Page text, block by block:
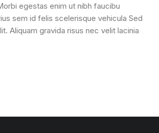
egestas enim ut nibh faucibu
sem id felis scelerisque vehicula Sed
Aliquam gravida risus nec velit lacinia